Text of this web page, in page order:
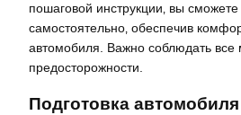
пошаговой инструкции‚ вы
самостоятельно‚ обеспечив
автомобиля. Важно соблюдать все
предосторожности.
Подготовка автомобиля